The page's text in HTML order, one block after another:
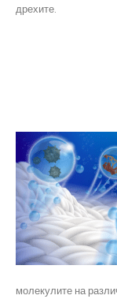
дрехите.
молекулите на